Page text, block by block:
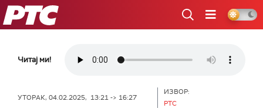
РТС
Читај ми!
УТОРАК, 04.02.2025, 13:21 -> 16:27
ИЗВОР:
РТС